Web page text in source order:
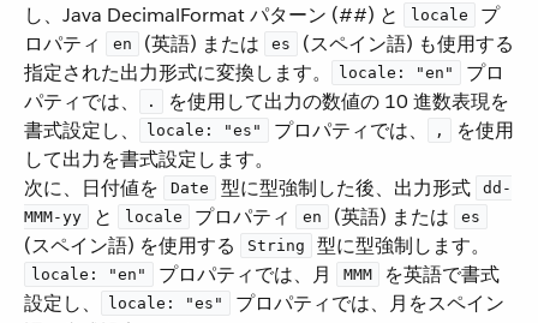
し、Java DecimalFormat パターン (##) と ​
locale
​ プ
ロパティ ​
en ​ (英語) または ​ es
​ (スペイン語) も使用する
指定された出力形式に変換します。​
locale: "en"
​ プロ
パティでは、​
.
​ を使用して出力の数値の 10 進数表現を
書式設定し、​
locale: "es" ​ プロパティでは、​ ,
​ を使用
して出力を書式設定します。
次に、日付値を ​
Date ​ 型に型強制した後、出力形式 ​
dd-
MMM-yy
​ と ​ locale ​ プロパティ ​ en ​ (英語) または ​ es
(スペイン語) を使用する ​
String ​ 型に型強制します。​
locale: "en" ​ プロパティでは、月 ​ MMM
​ を英語で書式
設定し、​
locale: "es"
​ プロパティでは、月をスペイン